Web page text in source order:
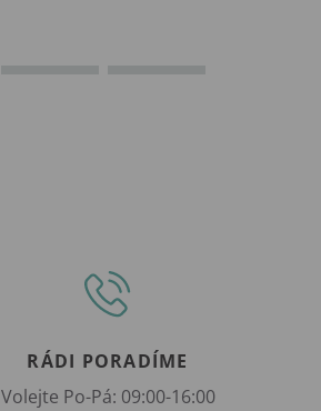
RÁDI PORADÍME
Volejte Po-Pá: 09:00-16:00